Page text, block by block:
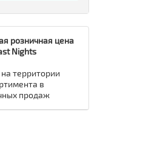
розничная цена
Nights
территории
в
продаж